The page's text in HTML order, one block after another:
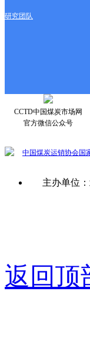
研究团队
CCTD中国煤炭市场网
官方微信公众号
中国煤炭运销协会国
主办单位：
返回顶